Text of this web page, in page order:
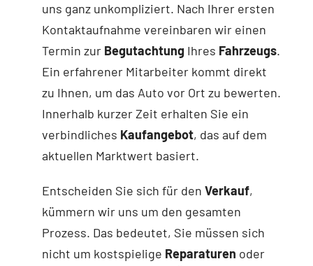
uns ganz unkompliziert. Nach Ihrer ersten
Kontaktaufnahme vereinbaren wir einen
Termin zur BegutachtungIhres Fahrzeugs.
Ein erfahrener Mitarbeiter kommt direkt
zu Ihnen, um das Auto vor Ort zu bewerten.
Innerhalb kurzer Zeit erhalten Sie ein
verbindliches Kaufangebot, das auf dem
aktuellen Marktwert basiert.
Entscheiden Sie sich für den Verkauf,
kümmern wir uns um den gesamten
Prozess. Das bedeutet, Sie müssen sich
nicht um kostspielige Reparaturen oder